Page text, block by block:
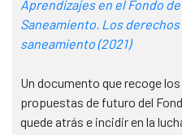
Aprendizajes en el Fondo
Saneamiento. Los derechos
saneamiento(2021)
Un documento que recoge
propuestas de futuro del
quede atrás e incidir en la